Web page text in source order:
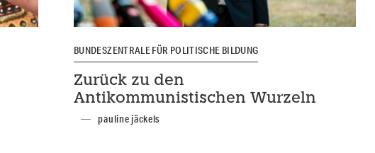
BUNDESZENTRALE FÜR POLITISCHE BILDUNG
Zurück zu den
Antikommunistischen Wurzeln
pauline jäckels